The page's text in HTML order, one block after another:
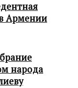
Армении
народа